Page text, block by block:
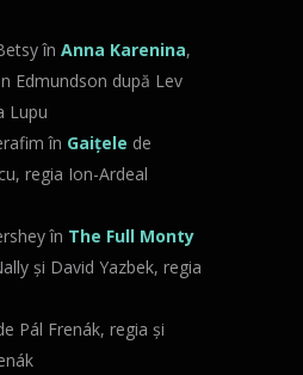
în Anna Karenina,
Edmundson după Lev
Lupu
în Gaițele de
regia Ion-Ardeal
în The Full Monty
și David Yazbek, regia
Pál Frenák, regia şi